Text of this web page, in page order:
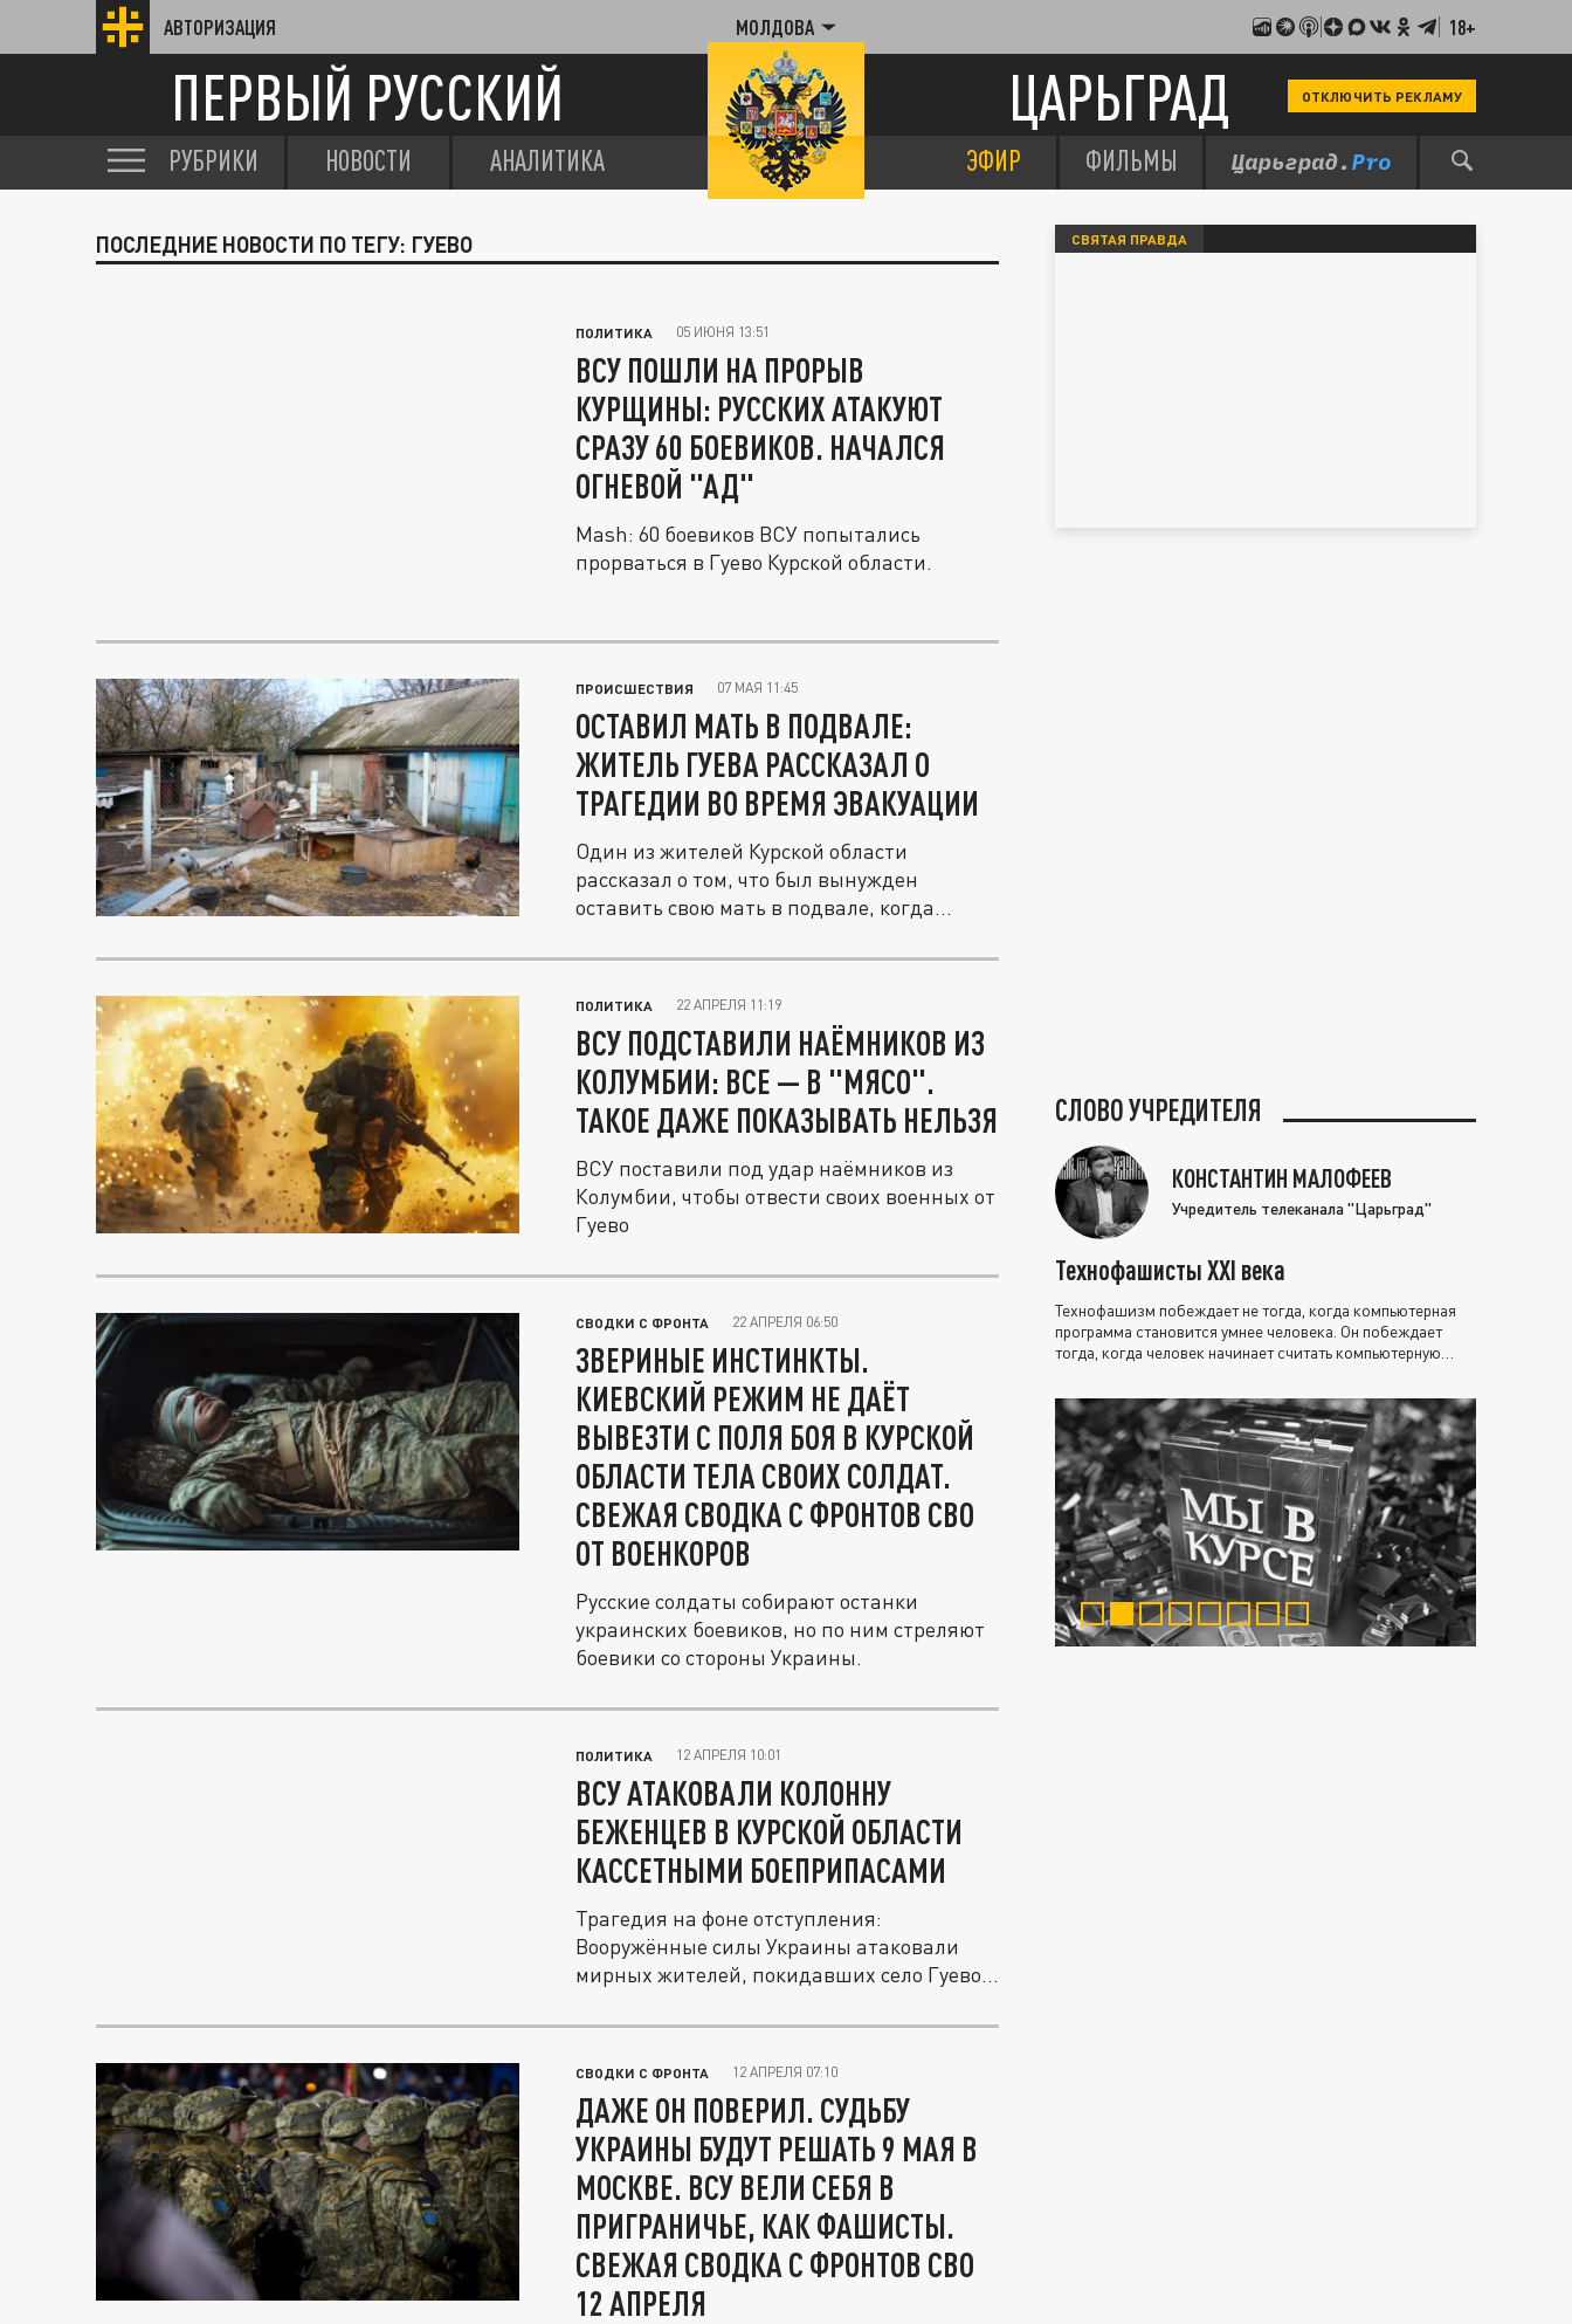
АВТОРИЗАЦИЯ МОЛДОВА 18+
ПЕРВЫЙ РУССКИЙ ЦАРЬГРАД ОТКЛЮЧИТЬ РЕКЛАМУ
РУБРИКИ НОВОСТИ АНАЛИТИКА ЭФИР ФИЛЬМЫ
ПОСЛЕДНИЕ НОВОСТИ ПО ТЕГУ: ГУЕВО
ПОЛИТИКА 05 ИЮНЯ 13:51
ВСУ ПОШЛИ НА ПРОРЫВ
КУРЩИНЫ: РУССКИХ АТАКУЮТ
СРАЗУ 60 БОЕВИКОВ. НАЧАЛСЯ
ОГНЕВОЙ "АД"
Mash: 60 боевиков ВСУ попытались
прорваться в Гуево Курской области.
ПРОИСШЕСТВИЯ 07 МАЯ 11:45
ОСТАВИЛ МАТЬ В ПОДВАЛЕ:
ЖИТЕЛЬ ГУЕВА РАССКАЗАЛ О
ТРАГЕДИИ ВО ВРЕМЯ ЭВАКУАЦИИ
Один из жителей Курской области
рассказал о том, что был вынужден
оставить свою мать в подвале, когда...
ПОЛИТИКА 22 АПРЕЛЯ 11:19
ВСУ ПОДСТАВИЛИ НАЁМНИКОВ ИЗ
КОЛУМБИИ: ВСЕ — В "МЯСО".
ТАКОЕ ДАЖЕ ПОКАЗЫВАТЬ НЕЛЬЗЯ
ВСУ поставили под удар наёмников из
Колумбии, чтобы отвести своих военных от
Гуево
СВОДКИ С ФРОНТА 22 АПРЕЛЯ 06:50
ЗВЕРИНЫЕ ИНСТИНКТЫ.
КИЕВСКИЙ РЕЖИМ НЕ ДАЁТ
ВЫВЕЗТИ С ПОЛЯ БОЯ В КУРСКОЙ
ОБЛАСТИ ТЕЛА СВОИХ СОЛДАТ.
СВЕЖАЯ СВОДКА С ФРОНТОВ СВО
ОТ ВОЕНКОРОВ
Русские солдаты собирают останки
украинских боевиков, но по ним стреляют
боевики со стороны Украины.
ПОЛИТИКА 12 АПРЕЛЯ 10:01
ВСУ АТАКОВАЛИ КОЛОННУ
БЕЖЕНЦЕВ В КУРСКОЙ ОБЛАСТИ
КАССЕТНЫМИ БОЕПРИПАСАМИ
Трагедия на фоне отступления:
Вооружённые силы Украины атаковали
мирных жителей, покидавших село Гуево...
СВОДКИ С ФРОНТА 12 АПРЕЛЯ 07:10
ДАЖЕ ОН ПОВЕРИЛ. СУДЬБУ
УКРАИНЫ БУДУТ РЕШАТЬ 9 МАЯ В
МОСКВЕ. ВСУ ВЕЛИ СЕБЯ В
ПРИГРАНИЧЬЕ, КАК ФАШИСТЫ.
СВЕЖАЯ СВОДКА С ФРОНТОВ СВО
12 АПРЕЛЯ
СВЯТАЯ ПРАВДА
СЛОВО УЧРЕДИТЕЛЯ
КОНСТАНТИН МАЛОФЕЕВ
Учредитель телеканала "Царьград"
Технофашисты XXI века
Технофашизм побеждает не тогда, когда компьютерная
программа становится умнее человека. Он побеждает
тогда, когда человек начинает считать компьютерную